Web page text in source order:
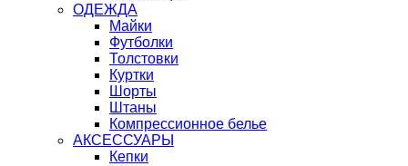
ОДЕЖДА
Майки
Футболки
Толстовки
Куртки
Шорты
Штаны
Компрессионное белье
АКСЕССУАРЫ
Кепки